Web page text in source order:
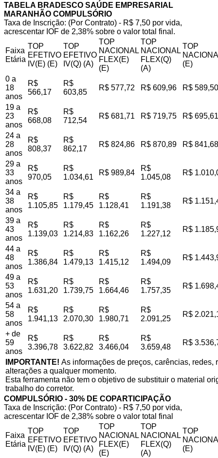
TABELA BRADESCO SAÚDE EMPRESARIAL
MARANHÃO COMPULSÓRIO
Taxa de Inscrição: (Por Contrato) - R$ 7,50 por vida,
acrescentar IOF de 2,38% sobre o valor total final.
Faixa
Etária
TOP
EFETIVO
IV(E) (E)
TOP
EFETIVO
IV(Q) (A)
TOP
NACIONAL
FLEX(E)
(E)
TOP
NACIONAL
FLEX(Q)
(A)
TOP
(E)
0 a
18
anos
R$
566,17
R$
603,85
R$ 577,72 R$ 609,96 R$ 589,50
19 a
23
anos
R$
668,08
R$
712,54
R$ 681,71 R$ 719,75 R$ 695,61
24 a
28
anos
R$
808,37
R$
862,17
R$ 824,86 R$ 870,89 R$ 841,68
29 a
33
anos
R$
970,05
R$
1.034,61
R$ 989,84
R$
1.045,08
R$
34 a
38
anos
R$
1.105,85
R$
1.179,45
R$
1.128,41
R$
1.191,38
R$
39 a
43
anos
R$
1.139,03
R$
1.214,83
R$
1.162,26
R$
1.227,12
R$
44 a
48
anos
R$
1.386,84
R$
1.479,13
R$
1.415,12
R$
1.494,09
R$
49 a
53
anos
R$
1.631,20
R$
1.739,75
R$
1.664,46
R$
1.757,35
R$
54 a
58
anos
R$
1.941,13
R$
2.070,30
R$
1.980,71
R$
2.091,25
R$
+ de
59
anos
R$
3.396,78
R$
3.622,82
R$
3.466,04
R$
3.659,48
R$
IMPORTANTE! As informações de preços, carências,
alterações a qualquer momento.
Esta ferramenta não tem o objetivo de substituir o material
trabalho do corretor.
COMPULSÓRIO - 30% DE COPARTICIPAÇÃO
Taxa de Inscrição: (Por Contrato) - R$ 7,50 por vida,
acrescentar IOF de 2,38% sobre o valor total final
Faixa
Etária
TOP
EFETIVO
IV(E) (E)
TOP
EFETIVO
IV(Q) (A)
TOP
NACIONAL
FLEX(E)
(E)
TOP
NACIONAL
FLEX(Q)
(A)
TOP
(E)